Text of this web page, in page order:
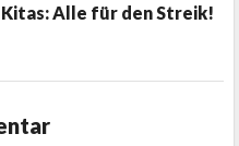
Alle für den Streik!